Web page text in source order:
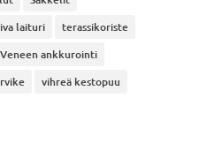
laituri
terassikoriste
Veneen ankkurointi
vihreä kestopuu